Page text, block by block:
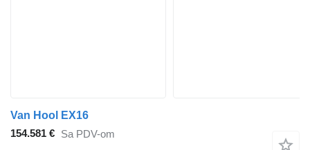
Van Hool EX16
154.581 € Sa PDV-om